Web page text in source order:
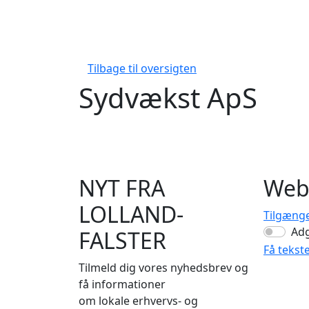
Tilbage til oversigten
Sydvækst ApS
NYT FRA
LOLLAND-
FALSTER
Tilmeld dig vores nyhedsbrev og
få informationer
om lokale erhvervs- og
Få